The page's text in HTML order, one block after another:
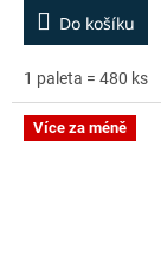
Do košíku
1 paleta = 480 ks
Více za méně